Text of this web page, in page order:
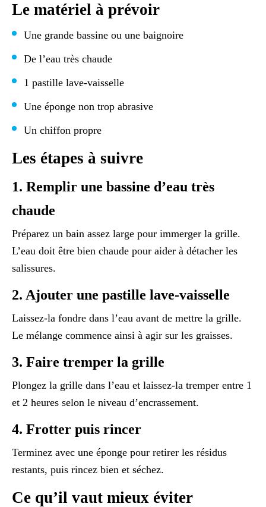
Le matériel à prévoir
Une grande bassine ou une baignoire
De l’eau très chaude
1 pastille lave-vaisselle
Une éponge non trop abrasive
Un chiffon propre
Les étapes à suivre
1. Remplir une bassine d’eau très
chaude
Préparez un bain assez large pour immerger la grille.
L’eau doit être bien chaude pour aider à détacher les
salissures.
2. Ajouter une pastille lave-vaisselle
Laissez-la fondre dans l’eau avant de mettre la grille.
Le mélange commence ainsi à agir sur les graisses.
3. Faire tremper la grille
Plongez la grille dans l’eau et laissez-la tremper entre 1
et 2 heures selon le niveau d’encrassement.
4. Frotter puis rincer
Terminez avec une éponge pour retirer les résidus
restants, puis rincez bien et séchez.
Ce qu’il vaut mieux éviter